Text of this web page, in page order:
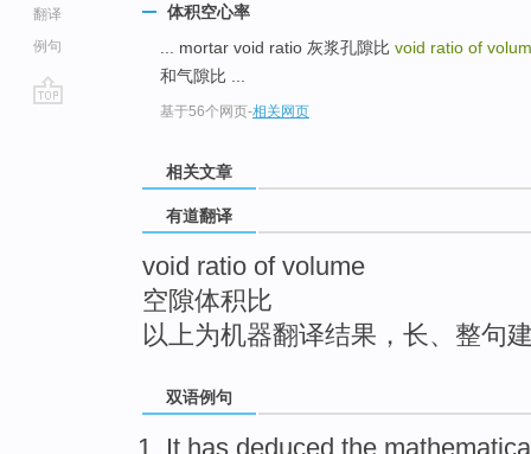
翻译
例句
体积空心率
... mortar void ratio 灰浆孔隙比 void ratio of
和气隙比 ...
基于56个网页-相关网页
相关文章
有道翻译
void ratio of volume
空隙体积比
以上为机器翻译结果，长、整句
双语例句
It has deduced the